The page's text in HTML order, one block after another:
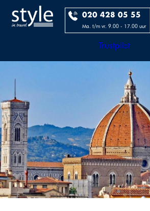
020 428 05 55
Ma. t/m vr. 9.00 - 17.00 uur
Trustpilot